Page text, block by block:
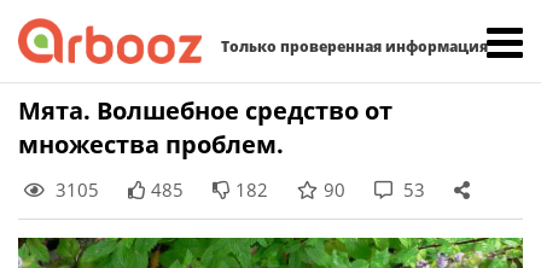
Только проверенная информация
Skip
Мята. Волшебное средство от
множества проблем.
3105 485 182 90 53
Найти: